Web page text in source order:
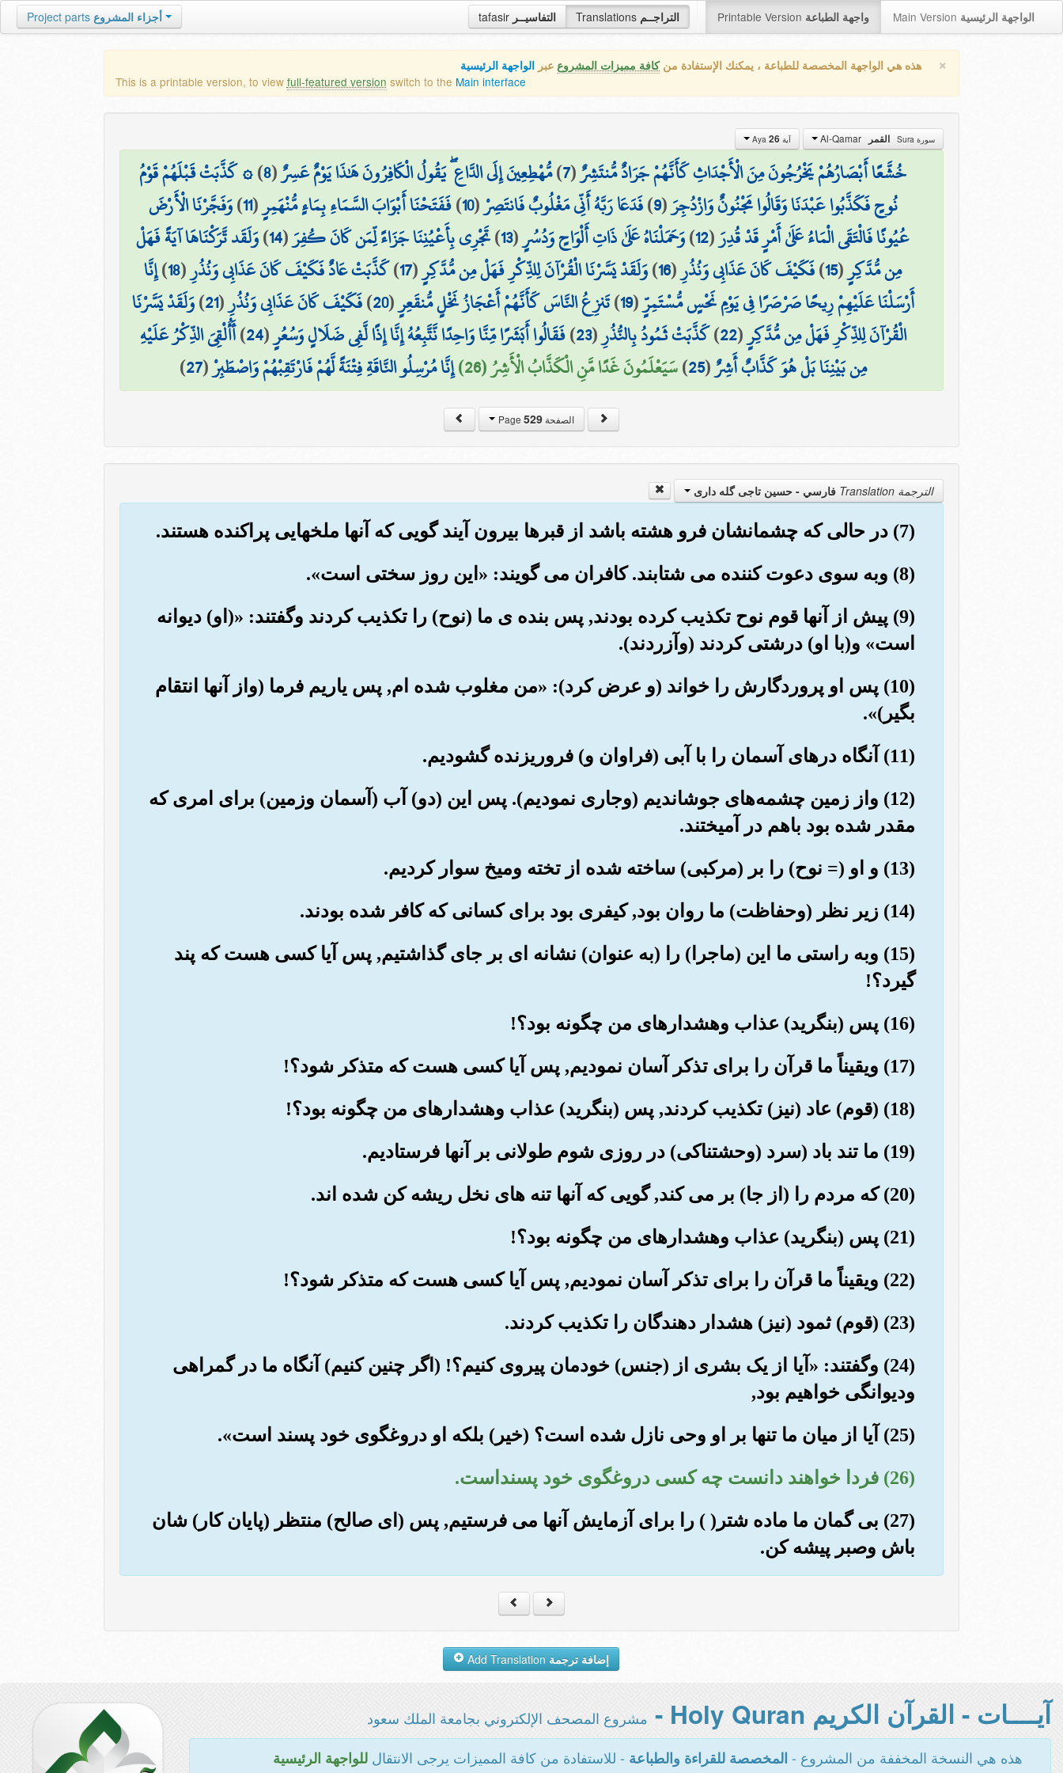
tafasir التفاسيــر Translations التراجــم Printable Version واجهة الطباعة Main Version الواجهة الرئيسية Project parts أجزاء المشروع
× هذه هي الواجهة المخصصة للطباعة ، يمكنك الإستفادة منكافة مميزات المشروع عبر الواجهة الرئيسية
This is a printable version, to view full-featured version switch to the Main interface
سورة Sura القمر آية Aya 26
خُشَّعًا أَبْصَارُهُمْ يَخْرُجُونَ مِنَ الْأَجْدَاثِ كَأَنَّهُمْ جَرَادٌ مُّنتَشِرٌ(
7
)مُّهْطِعِينَ إِلَى الدَّاعِ ۖ يَقُولُ الْكَافِرُونَ هَٰذَا يَوْمٌ عَسِرٌ(
8
)۞ كَذَّبَتْ قَبْلَهُمْ قَوْمُ
نُوحٍ فَكَذَّبُوا عَبْدَنَا وَقَالُوا مَجْنُونٌ وَازْدُجِرَ(
9
)فَدَعَا رَبَّهُ أَنِّي مَغْلُوبٌ فَانتَصِرْ(
10
)فَفَتَحْنَا أَبْوَابَ السَّمَاءِ بِمَاءٍ مُّنْهَمِرٍ(
11
)وَفَجَّرْنَا الْأَرْضَ
عُيُونًا فَالْتَقَى الْمَاءُ عَلَىٰ أَمْرٍ قَدْ قُدِرَ(
12
)وَحَمَلْنَاهُ عَلَىٰ ذَاتِ أَلْوَاحٍ وَدُسُرٍ(
13
)تَجْرِي بِأَعْيُنِنَا جَزَاءً لِّمَن كَانَ كُفِرَ(
14
)وَلَقَد تَّرَكْنَاهَا آيَةً فَهَلْ
مِن مُّدَّكِرٍ(
15
)فَكَيْفَ كَانَ عَذَابِي وَنُذُرِ(
16
)وَلَقَدْ يَسَّرْنَا الْقُرْآنَ لِلذِّكْرِ فَهَلْ مِن مُّدَّكِرٍ(
17
)كَذَّبَتْ عَادٌ فَكَيْفَ كَانَ عَذَابِي وَنُذُرِ(
18
)إِنَّا
أَرْسَلْنَا عَلَيْهِمْ رِيحًا صَرْصَرًا فِي يَوْمِ نَحْسٍ مُّسْتَمِرٍّ(
19
)تَنزِعُ النَّاسَ كَأَنَّهُمْ أَعْجَازُ نَخْلٍ مُّنقَعِرٍ(
20
)فَكَيْفَ كَانَ عَذَابِي وَنُذُرِ(
21
)وَلَقَدْ يَسَّرْنَا
الْقُرْآنَ لِلذِّكْرِ فَهَلْ مِن مُّدَّكِرٍ(
22
)كَذَّبَتْ ثَمُودُ بِالنُّذُرِ(
23
)فَقَالُوا أَبَشَرًا مِّنَّا وَاحِدًا نَّتَّبِعُهُ إِنَّا إِذًا لَّفِي ضَلَالٍ وَسُعُرٍ(
24
)أَأُلْقِيَ الذِّكْرُ عَلَيْهِ
مِن بَيْنِنَا بَلْ هُوَ كَذَّابٌ أَشِرٌ(
25
)سَيَعْلَمُونَ غَدًا مَّنِ الْكَذَّابُ الْأَشِرُ (26) إِنَّا مُرْسِلُو النَّاقَةِ فِتْنَةً لَّهُمْ فَارْتَقِبْهُمْ وَاصْطَبِرْ(
27
)
الصفحة Page529
الترجمة Translation فارسي - حسین تاجی گله داری
(7) در حالی که چشمانشان فرو هشته باشد از قبرها بیرون آیند گویی که آنها ملخهایی پراکنده هستند.
(8) وبه سوی دعوت کننده می شتابند. کافران می گویند: «این روز سختی است».
(9) پیش از آنها قوم نوح تکذیب کرده بودند, پس بنده ی ما (نوح) را تکذیب کردند وگفتند: «(او) دیوانه
است» و(با او) درشتی کردند (وآزردند).
(10) پس او پروردگارش را خواند (و عرض کرد): «من مغلوب شده ام, پس یاریم فرما (واز آنها انتقام
بگیر)».
(11) آنگاه درهای آسمان را با آبی (فراوان و) فروریزنده گشودیم.
(12) واز زمین چشمه‌های جوشاندیم (وجاری نمودیم). پس این (دو) آب (آسمان وزمین) برای امری که
مقدر شده بود باهم در آمیختند.
(13) و او (= نوح) را بر (مرکبی) ساخته شده از تخته ومیخ سوار کردیم.
(14) زیر نظر (وحفاظت) ما روان بود, کیفری بود برای کسانی که کافر شده بودند.
(15) وبه راستی ما این (ماجرا) را (به عنوان) نشانه ای بر جای گذاشتیم, پس آیا کسی هست که پند
گیرد؟!
(16) پس (بنگرید) عذاب وهشدارهای من چگونه بود؟!
(17) ویقیناً ما قرآن را برای تذکر آسان نمودیم, پس آیا کسی هست که متذکر شود؟!
(18) (قوم) عاد (نیز) تکذیب کردند, پس (بنگرید) عذاب وهشدارهای من چگونه بود؟!
(19) ما تند باد (سرد (وحشتناکی) در روزی شوم طولانی بر آنها فرستادیم.
(20) که مردم را (از جا) بر می کند, گویی که آنها تنه های نخل ریشه کن شده اند.
(21) پس (بنگرید) عذاب وهشدارهای من چگونه بود؟!
(22) ویقیناً ما قرآن را برای تذکر آسان نمودیم, پس آیا کسی هست که متذکر شود؟!
(23) (قوم) ثمود (نیز) هشدار دهندگان را تکذیب کردند.
(24) وگفتند: «آیا از یک بشری از (جنس) خودمان پیروی کنیم؟! (اگر چنین کنیم) آنگاه ما در گمراهی
ودیوانگی خواهیم بود,
(25) آیا از میان ما تنها بر او وحی نازل شده است؟ (خیر) بلکه او دروغگوی خود پسند است».
(26) فردا خواهند دانست چه کسی دروغگوی خود پسنداست.
(27) بی گمان ما ماده شتر( ) را برای آزمایش آنها می فرستیم, پس (ای صالح) منتظر (پایان کار) شان
باش وصبر پیشه کن.
إضافة ترجمة
آيــــات - القرآن الكريم Holy Quran - مشروع المصحف الإلكتروني بجامعة الملك سعود
هذه هي النسخة المخففة من المشروع - المخصصة للقراءة والطباعة - للاستفادة من كافة المميزات يرجى الانتقالللواجهة الرئيسية